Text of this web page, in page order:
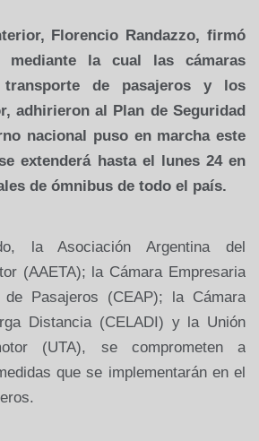
Florencio Randazzo, firmó
mediante la cual las cámaras
transporte de pasajeros y los
adhirieron al Plan de Seguridad
nacional puso en marcha este
extenderá hasta el lunes 24 en
de ómnibus de todo el país.
la Asociación Argentinadel
(AAETA); la Cámara Empresaria
de Pasajeros (CEAP); la Cámara
Distancia (CELADI) y la Unión
(UTA), se comprometen a
que se implementarán en el